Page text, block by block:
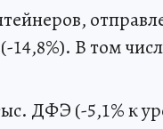
14,8%). В том
ДФЭ (-5,1% к